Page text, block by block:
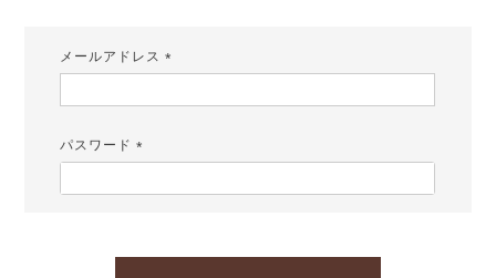
メールアドレス
パスワード